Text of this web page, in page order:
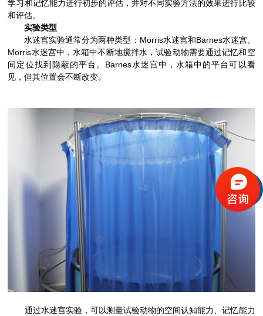
学习和记忆能力进行初步的评估，并对不同实验方法的效果进行比较
和评估。
实验类型
水迷宫实验通常分为两种类型：Morris水迷宫和Barnes水迷宫。
Morris水迷宫中，水箱中不断地搅拌水，试验动物需要通过记忆和空
间定位找到隐蔽的平台。Barnes水迷宫中，水箱中的平台可以看
见，但其位置会不断改变。
通过水迷宫实验，可以测量试验动物的空间认知能力、记忆能力